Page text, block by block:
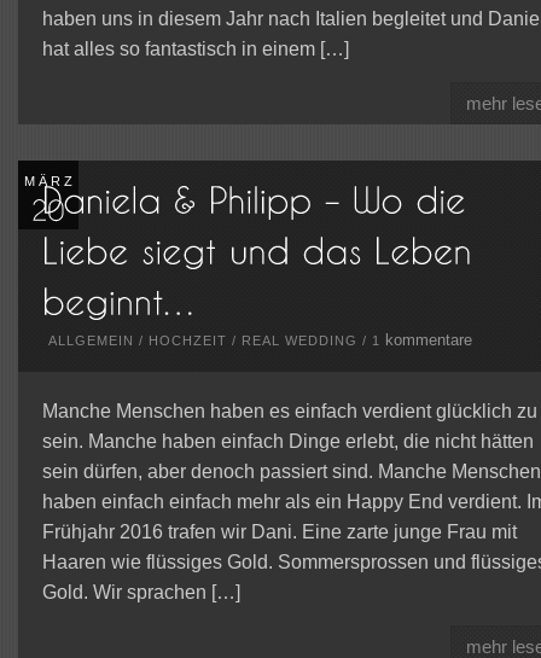
haben uns in diesem Jahr nach Italien begleitet und
hat alles so fantastisch in einem […]
mehr
MÄRZ
ALLGEMEIN / HOCHZEIT / REAL WEDDING / 1 kommentare
Manche Menschen haben es einfach verdient glücklich zu
sein. Manche haben einfach Dinge erlebt, die nicht hätten
sein dürfen, aber denoch passiert sind. Manche Menschen
haben einfach einfach mehr als ein Happy End verdient.
Frühjahr 2016 trafen wir Dani. Eine zarte junge Frau mit
Haaren wie flüssiges Gold. Sommersprossen und
Gold. Wir sprachen […]
mehr